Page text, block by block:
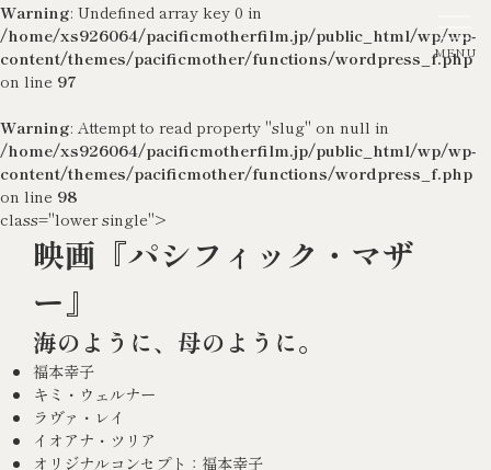
Warning: Undefined array key 0 in
/home/xs926064/pacificmotherfilm.jp/public_html/wp/wp-
content/themes/pacificmother/functions/wordpress_f.php
on line 97
Warning: Attempt to read property "slug" on null in
/home/xs926064/pacificmotherfilm.jp/public_html/wp/wp-
content/themes/pacificmother/functions/wordpress_f.php
on line 98
class="lower single">
映画『パシフィック・マザ
ー』
海のように、母のように。
福本幸子
キミ・ウェルナー
ラヴァ・レイ
イオアナ・ツリア
オリジナルコンセプト：福本幸子